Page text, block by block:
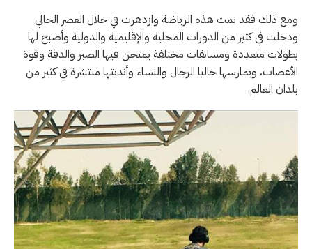
ومع ذلك فقد نمت هذه الرياضة وازدهرت في خلال العصر الحالي
ودخلت في كثير من الدورات المحلية والإقليمية والدولية وأصبح لها
بطولات متعددة ومسابقات مختلفة يمتحن فيها الصبر والدقة وقوة
الأعصاب، ويمارسها حاليا الرجال والنساء وأنديتها منتشرة في كثير من
بلدان العالم.